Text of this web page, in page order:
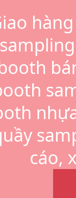
cáo,